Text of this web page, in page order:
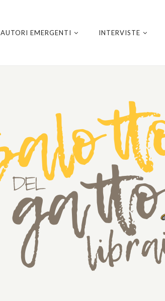
AUTORI EMERGENTI INTERVISTE